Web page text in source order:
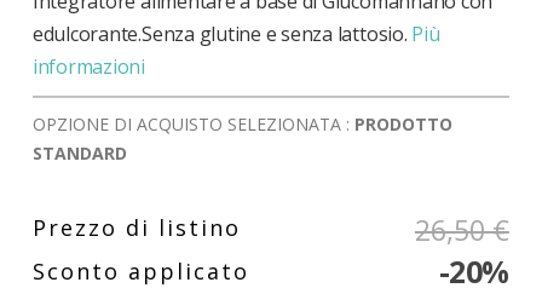
immagini
edulcorante.Senza glutine e senza lattosio. Più
informazioni
OPZIONE DI ACQUISTO SELEZIONATA : PRODOTTO
STANDARD
26,50 €
-20%